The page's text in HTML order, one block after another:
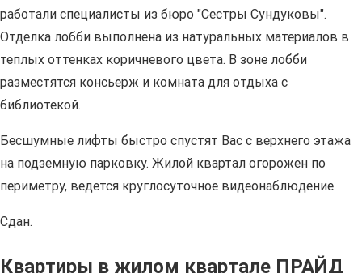
работали специалисты из бюро "Сестры Сундуковы".
Отделка лобби выполнена из натуральных материалов в
теплых оттенках коричневого цвета. В зоне лобби
разместятся консьерж и комната для отдыха с
библиотекой.
Бесшумные лифты быстро спустят Вас с верхнего этажа
на подземную парковку. Жилой квартал огорожен по
периметру, ведется круглосуточное видеонаблюдение.
Сдан.
Квартиры в жилом квартале ПРАЙД